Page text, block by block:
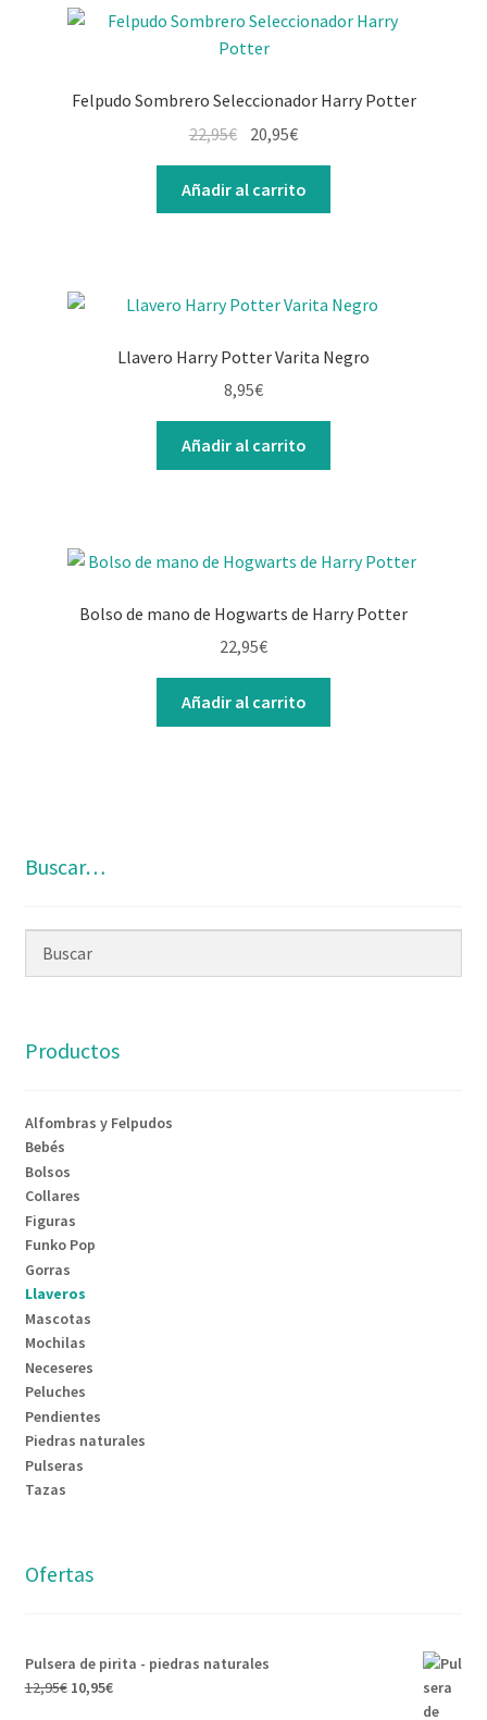
Felpudo Sombrero Seleccionador Harry Potter
22,95€ El
original
era:
20,95€El
actual
es:
Añadir al carrito
Llavero Harry Potter Varita Negro
8,95€
Añadir al carrito
Bolso de mano de Hogwarts de Harry Potter
22,95€
Añadir al carrito
Buscar…
Productos
Alfombras y Felpudos
Bebés
Bolsos
Collares
Figuras
Funko Pop
Gorras
Llaveros
Mascotas
Mochilas
Neceseres
Peluches
Pendientes
Piedras naturales
Pulseras
Tazas
Ofertas
Pulsera de pirita - piedras naturales
12,95€ El
10,95€El